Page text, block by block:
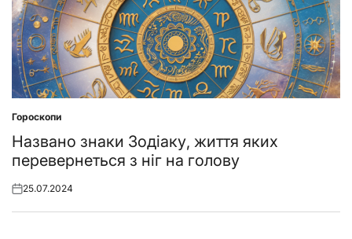
Posted
in
Гороскопи
Названо знаки Зодіаку, життя яких
перевернеться з ніг на голову
Posted
25.07.2024